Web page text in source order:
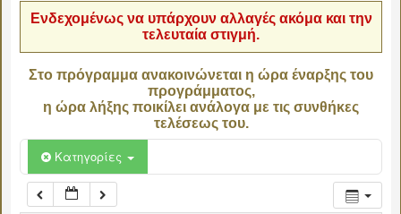
Ενδεχομένως να υπάρχουν αλλαγές ακόμα και την
τελευταία στιγμή.
Στο πρόγραμμα ανακοινώνεται η ώρα έναρξης του
προγράμματος,
η ώρα λήξης ποικίλει ανάλογα με τις συνθήκες
τελέσεως του.
Κατηγορίες
06:00
07:00